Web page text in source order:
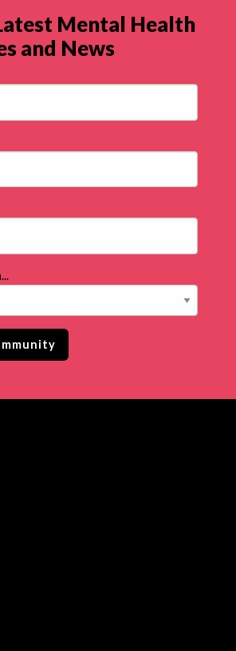
Mental Health
and News